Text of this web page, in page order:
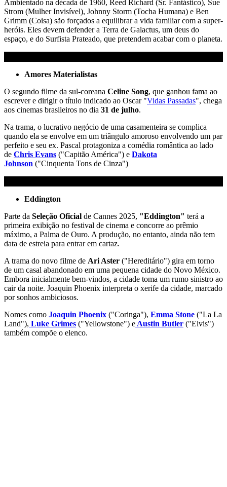
Ambientado na década de 1960, Reed Richard (Sr. Fantástico), Sue
Strom (Mulher Invisível), Johnny Storm (Tocha Humana) e Ben
Grimm (Coisa) são forçados a equilibrar a vida familiar com a super-
heróis. Eles devem defender a Terra de Galactus, um deus do
espaço, e do Surfista Prateado, que pretendem acabar com o planeta.
Amores Materialistas
O segundo filme da sul-coreana Celine Song, que ganhou fama ao
escrever e dirigir o título indicado ao Oscar "Vidas Passadas", chega
aos cinemas brasileiros no dia 31 de julho.
Na trama, o lucrativo negócio de uma casamenteira se complica
quando ela se envolve em um triângulo amoroso envolvendo um par
perfeito e seu ex. Pascal protagoniza a comédia romântica ao lado
de Chris Evans ("Capitão América") e Dakota
Johnson ("Cinquenta Tons de Cinza")
Eddington
Parte da Seleção Oficial de Cannes 2025, "Eddington" terá a
primeira exibição no festival de cinema e concorre ao prêmio
máximo, a Palma de Ouro. A produção, no entanto, ainda não tem
data de estreia para entrar em cartaz.
A trama do novo filme de Ari Aster ("Hereditário") gira em torno
de um casal abandonado em uma pequena cidade do Novo México.
Embora inicialmente bem-vindos, a cidade toma um rumo sinistro ao
cair da noite. Joaquin Phoenix interpreta o xerife da cidade, marcado
por sonhos ambiciosos.
Nomes como Joaquin Phoenix ("Coringa"), Emma Stone ("La La
Land"), Luke Grimes ("Yellowstone") e Austin Butler ("Elvis")
também compõe o elenco.